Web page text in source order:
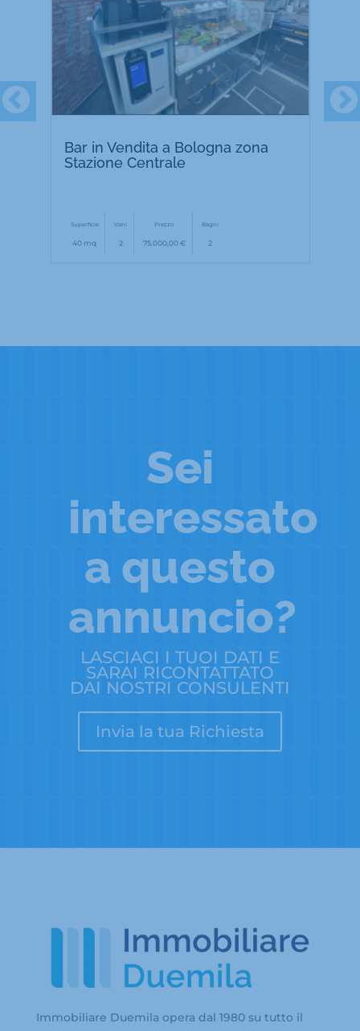
Bar in Vendita a Bologna zona
Stazione Centrale
Superficie
40 mq
Vani
2
Prezzo
75.000,00 €
Bagni
2
Sei
interessato
a questo
annuncio?
LASCIACI I TUOI DATI E
SARAI RICONTATTATO
DAI NOSTRI CONSULENTI
Invia la tua Richiesta
Immobiliare Duemila opera dal 1980 su tutto il